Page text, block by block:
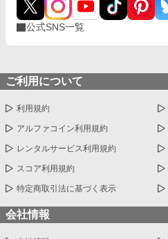
公式SNS一覧
ご利用について
利用規約
アルファコイン利用規約
レンタルサービス利用規約
スコア利用規約
特定商取引法に基づく表示
会社情報